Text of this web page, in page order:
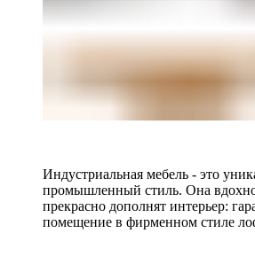
Индустриальная мебель - это
промышленный стиль. Она
прекрасно дополнят интерьер:
помещение в фирменном стиле